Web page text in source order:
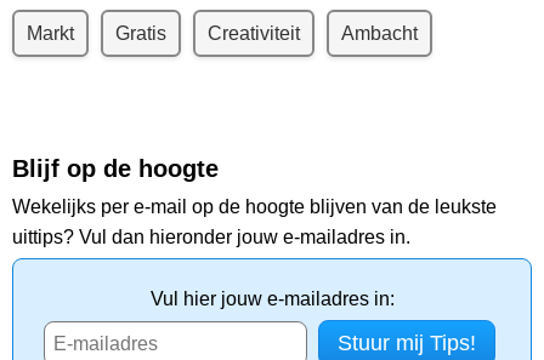
Markt Gratis Creativiteit Ambacht
Blijf op de hoogte
Wekelijks per e-mail op de hoogte blijven van de leukste
uittips? Vul dan hieronder jouw e-mailadres in.
Vul hier jouw e-mailadres in: